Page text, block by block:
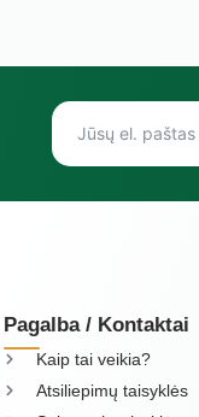
Pagalba / Kontaktai
Kaip tai veikia?
Atsiliepimų taisyklės